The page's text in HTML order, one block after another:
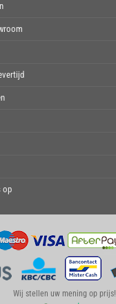
op
Wij stellen uw mening op prijs!